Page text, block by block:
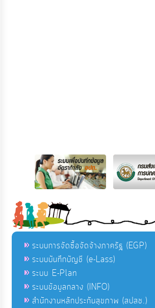
ระบบการจัดซื้อจัดจ้างภาครัฐ (EGP)
ระบบบันทึกบัญชี (e-Lass)
ระบบ E-Plan
ระบบข้อมูลกลาง (INFO)
สำนักงานหลักประกันสุขภาพ (สปสช.)